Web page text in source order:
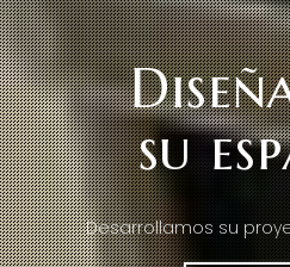
su
Desarrollamos su